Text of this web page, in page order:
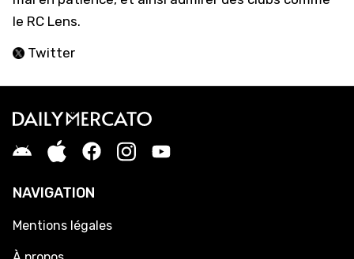
le RC Lens.
Twitter
NAVIGATION
Mentions légales